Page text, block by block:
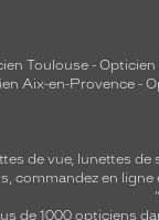
Toulouse - Opticien
Aix-en-Provence -
de vue, lunettes de
commandez en
de 1000 opticiens